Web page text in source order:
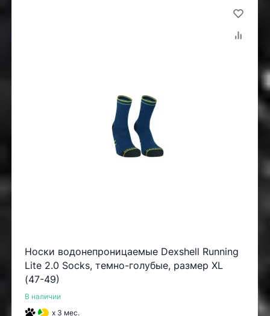
Носки водонепроницаемые Dexshell Running
Lite 2.0 Socks, темно-голубые, размер XL
(47-49)
В наличии
x 3 мес.